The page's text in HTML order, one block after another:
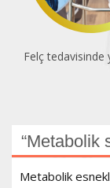
Felç tedavisinde
“Metabolik
Metabolik